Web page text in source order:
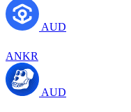
AUD
ANKR
AUD